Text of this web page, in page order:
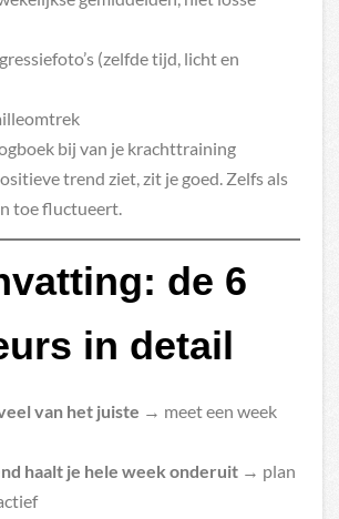
(zelfde tijd, licht en
bij van je krachttraining
trend ziet, zit je goed. Zelfs als
toe fluctueert.
de 6
in detail
van het juiste → meet een week
haalt je hele week onderuit → plan